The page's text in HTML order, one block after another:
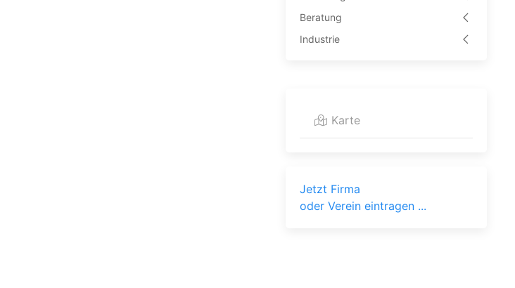
Beratung
Industrie
Karte
Jetzt Firma
oder Verein eintragen ...